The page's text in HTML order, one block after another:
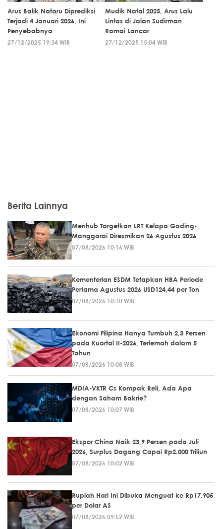
Arus Balik Nataru Diprediksi
Terjadi 4 Januari 2026, Ini
Penyebabnya
27/12/2025 19:34 WIB
Mudik Natal 2025, Arus Lalu
Lintas di Jalan Sudirman
Ramai Lancar
27/12/2025 15:04 WIB
Berita Lainnya
Menhub Targetkan LRT Kelapa Gading-
Manggarai Diresmikan 26 Agustus 2026
07/08/2026 10:16 WIB
Kementerian ESDM Tetapkan HBA Periode
Pertama Agustus 2026 USD124,44 per Ton
07/08/2026 10:10 WIB
Ekonomi Filipina Hanya Tumbuh 2,3 Persen
pada Kuartal II-2026, Terlemah dalam 5
Tahun
07/08/2026 10:08 WIB
MDIA-VKTR Cs Kompak Reli, Ada Apa
dengan Saham Bakrie?
07/08/2026 10:07 WIB
Ekspor China Naik 23,9 Persen pada Juli
2026, Surplus Dagang Capai Rp2.000 Triliun
07/08/2026 10:02 WIB
Rupiah Hari Ini Dibuka Menguat ke Rp17.905
per Dolar AS
07/08/2026 09:52 WIB